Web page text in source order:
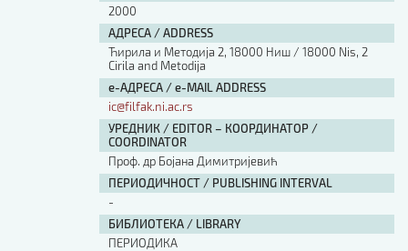
2000
АДРЕСА / ADDRESS
Ћирила и Методија 2, 18000 Ниш / 18000 Nis, 2
Cirila and Metodija
е-АДРЕСА / e-MAIL ADDRESS
ic@filfak.ni.ac.rs
УРЕДНИК / EDITOR – КООРДИНАТОР /
COORDINATOR
Проф. др Бојана Димитријевић
ПЕРИОДИЧНОСТ / PUBLISHING INTERVAL
-
БИБЛИОТЕКА / LIBRARY
ПЕРИОДИКА